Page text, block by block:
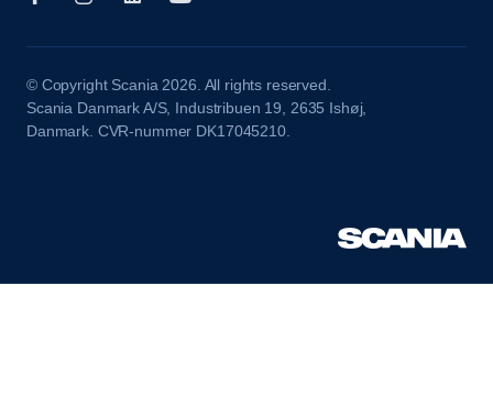
© Copyright Scania 2026. All rights reserved.
Scania Danmark A/S, Industribuen 19, 2635 Ishøj,
Danmark. CVR-nummer DK17045210.